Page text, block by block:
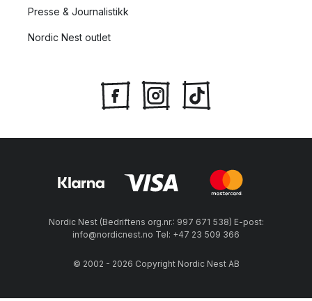
Presse & Journalistikk
Nordic Nest outlet
Nordic Nest (Bedriftens org.nr.: 997 671 538) E-post:
info@nordicnest.no Tel: +47 23 509 366
© 2002 - 2026 Copyright Nordic Nest AB